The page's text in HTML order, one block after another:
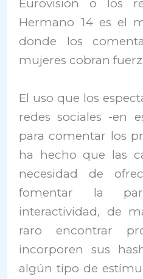
Eurovisión o los
Hermano 14 es el
donde los
mujeres cobran
El uso que los
redes sociales -en
para comentar los
ha hecho que las
necesidad de
fomentar la
interactividad, de
raro encontrar
incorporen sus
algún tipo de